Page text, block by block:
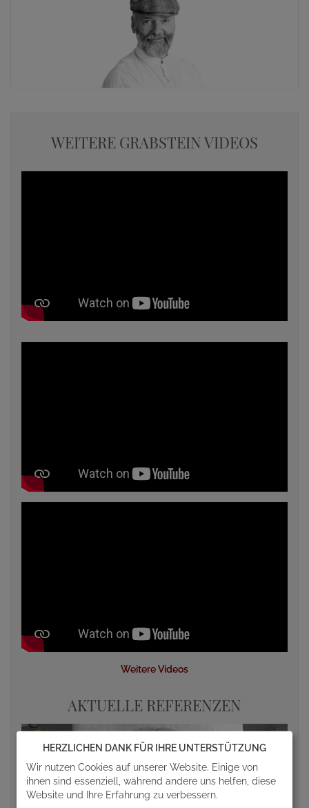
WEITERE GRABSTEIN VIDEOS
Weitere Videos
AKTUELLE REFERENZEN
HERZLICHEN DANK FÜR IHRE UNTERSTÜTZUNG
Wir nutzen Cookies auf unserer Website. Einige von
ihnen sind essenziell, während andere uns helfen, diese
Website und Ihre Erfahrung zu verbessern.